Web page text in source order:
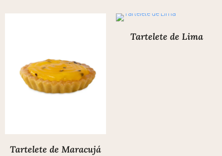
Tartelete de Maracujá
Tartelete de Lima